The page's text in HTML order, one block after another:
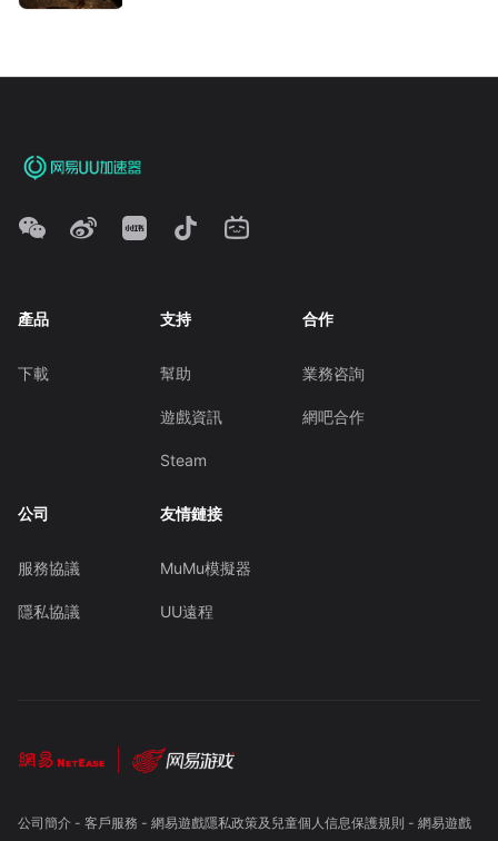
產品
下載
支持
幫助
遊戲資訊
Steam
合作
業務咨詢
網吧合作
公司
服務協議
隱私協議
友情鏈接
MuMu模擬器
UU遠程
公司簡介- 客戶服務 - 網易遊戲隱私政策及兒童個人信息保護規則 - 網易遊戲